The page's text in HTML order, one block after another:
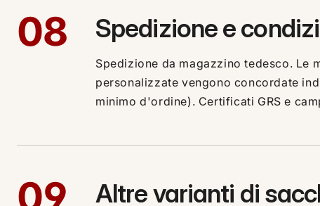
08 Spedizione e
Spedizione da magazzino tedesco. Le
personalizzate vengono concordate
minimo d'ordine). Certificati GRS e
Altre varianti di